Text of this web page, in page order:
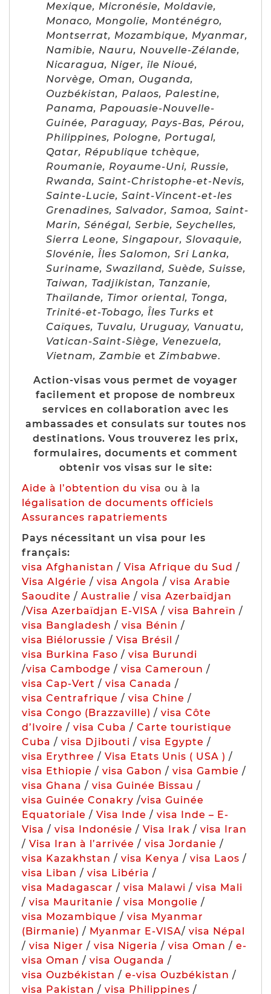
Mexique, Micronésie, Moldavie,
Monaco, Mongolie, Monténégro,
Montserrat, Mozambique, Myanmar,
Namibie, Nauru, Nouvelle-Zélande,
Nicaragua, Niger, île Nioué,
Norvège, Oman, Ouganda,
Ouzbékistan, Palaos, Palestine,
Panama, Papouasie-Nouvelle-
Guinée, Paraguay, Pays-Bas, Pérou,
Philippines, Pologne, Portugal,
Qatar, République tchèque,
Roumanie, Royaume-Uni, Russie,
Rwanda, Saint-Christophe-et-Nevis,
Sainte-Lucie, Saint-Vincent-et-les
Grenadines, Salvador, Samoa, Saint-
Marin, Sénégal, Serbie, Seychelles,
Sierra Leone, Singapour, Slovaquie,
Slovénie, Îles Salomon, Sri Lanka,
Suriname, Swaziland, Suède, Suisse,
Taiwan, Tadjikistan, Tanzanie,
Thaïlande, Timor oriental, Tonga,
Trinité-et-Tobago, Îles Turks et
Caïques, Tuvalu, Uruguay, Vanuatu,
Vatican-Saint-Siège, Venezuela,
Vietnam, Zambie et Zimbabwe.
Action-visas vous permet de voyager
facilement et propose de nombreux
services en collaboration avec les
ambassades et consulats sur toutes nos
destinations. Vous trouverez les prix,
formulaires, documents et comment
obtenir vos visas sur le site:
Aide à l’obtention du visa ou à la
légalisation de documents officiels
Assurances rapatriements
Pays nécessitant un visa pour les
français:
visa Afghanistan / Visa Afrique du Sud /
Visa Algérie / visa Angola / visa Arabie
Saoudite / Australie / visa Azerbaïdjan
/Visa Azerbaïdjan E-VISA / visa Bahreïn /
visa Bangladesh / visa Bénin /
visa Biélorussie / Visa Brésil /
visa Burkina Faso / visa Burundi
/visa Cambodge / visa Cameroun /
visa Cap-Vert / visa Canada /
visa Centrafrique / visa Chine /
visa Congo (Brazzaville) / visa Côte
d’Ivoire / visa Cuba / Carte touristique
Cuba / visa Djibouti / visa Egypte /
visa Erythree / Visa Etats Unis ( USA ) /
visa Ethiopie / visa Gabon / visa Gambie /
visa Ghana / visa Guinée Bissau /
visa Guinée Conakry /visa Guinée
Equatoriale / Visa Inde / visa Inde – E-
Visa / visa Indonésie / Visa Irak / visa Iran
/ Visa Iran à l’arrivée / visa Jordanie /
visa Kazakhstan / visa Kenya / visa Laos /
visa Liban / visa Libéria /
visa Madagascar / visa Malawi / visa Mali
/ visa Mauritanie / visa Mongolie /
visa Mozambique / visa Myanmar
(Birmanie) / Myanmar E-VISA/ visa Népal
/ visa Niger / visa Nigeria / visa Oman / e-
visa Oman / visa Ouganda /
visa Ouzbékistan / e-visa Ouzbékistan /
visa Pakistan / visa Philippines /